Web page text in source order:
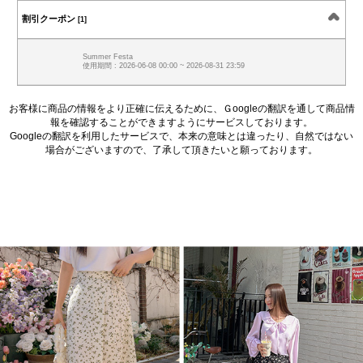
割引クーポン [1]
Summer Festa
使用期間 : 2026-06-08 00:00 ~ 2026-08-31 23:59
お客様に商品の情報をより正確に伝えるために、Ｇoogleの翻訳を通して商品情
報を確認することができますようにサービスしております。
Googleの翻訳を利用したサービスで、本来の意味とは違ったり、自然ではない
場合がございますので、了承して頂きたいと願っております。